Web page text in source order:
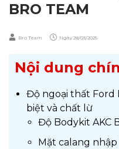
BRO TEAM
Bro Team Ngày 28/03/2025
Nội dung
Độ ngoại thất Ford
biệt và chất lừ
Độ Bodykit AKC
Mặt calang nhập